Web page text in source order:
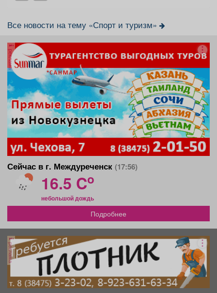
Все новости на тему «Спорт и туризм»
реклама
Сейчас в г. Междуреченск (17:56)
16.5 Co
небольшой дождь
Подробнее
реклама